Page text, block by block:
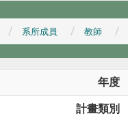
系所成員 教師
年度
計畫類別